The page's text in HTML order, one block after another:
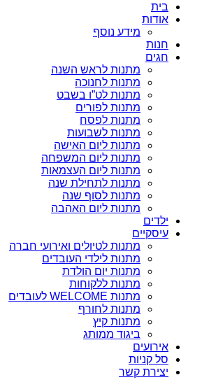
בית
אודות
מידע נוסף
חנות
חגים
מתנות לראש השנה
מתנות לחנוכה
מתנות לט”ו בשבט
מתנות לפורים
מתנות לפסח
מתנות לשבועות
מתנות ליום האישה
מתנות ליום המשפחה
מתנות ליום העצמאות
מתנות לתחילת שנה
מתנות לסוף שנה
מתנות ליום האהבה
ילדים
עיסקיים
מתנות לטיולים ואירועי חברה
מתנות לילדי העובדים
מתנות יום הולדת
מתנות ללקוחות
מתנות WELCOME לעובדים
מתנות לחורף
מתנות קיץ
ביגוד ממותג
אירועים
סל קניות
יצירת קשר